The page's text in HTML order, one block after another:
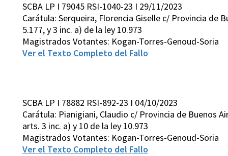
SCBA LP I 79045 RSI-1040-23 I 29/11/2023
Carátula: Serqueira, Florencia Giselle c/ Provincia de
5.177, y 3 inc. a) de la ley 10.973
Magistrados Votantes: Kogan-Torres-Genoud-Soria
Ver el Texto Completo del Fallo
SCBA LP I 78882 RSI-892-23 I 04/10/2023
Carátula: Pianigiani, Claudio c/ Provincia de Buenos
arts. 3 inc. a) y 10 de la ley 10.973
Magistrados Votantes: Kogan-Torres-Genoud-Soria
Ver el Texto Completo del Fallo